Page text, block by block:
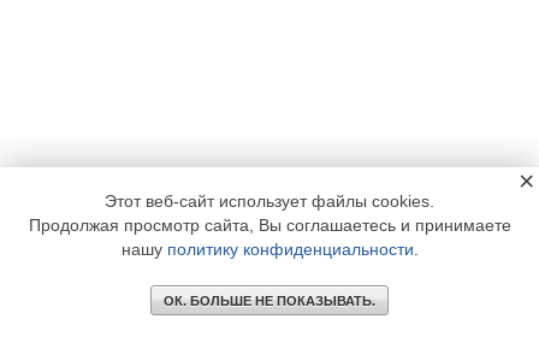
Этот веб-сайт использует файлы cookies.
Продолжая просмотр сайта, Вы соглашаетесь и принимаете
нашу политику конфиденциальности
ОК. БОЛЬШЕ НЕ ПОКАЗЫВАТЬ.
×